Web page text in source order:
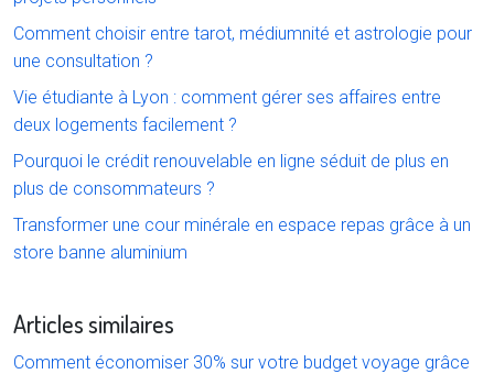
Comment choisir entre tarot, médiumnité et astrologie pour
une consultation ?
Vie étudiante à Lyon : comment gérer ses affaires entre
deux logements facilement ?
Pourquoi le crédit renouvelable en ligne séduit de plus en
plus de consommateurs ?
Transformer une cour minérale en espace repas grâce à un
store banne aluminium
Articles similaires
Comment économiser 30% sur votre budget voyage grâce